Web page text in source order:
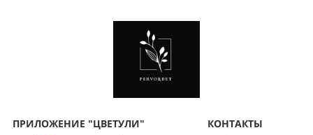
ПРИЛОЖЕНИЕ "ЦВЕТУЛИ"
КОНТАКТЫ